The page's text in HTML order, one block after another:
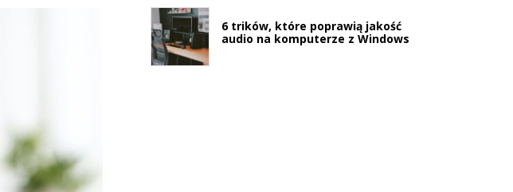
6 trików, które poprawią jakość
audio na komputerze z Windows